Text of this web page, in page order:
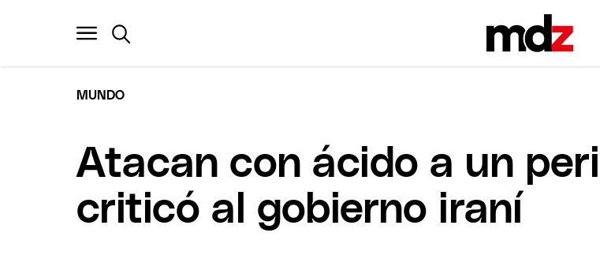
MUNDO
Atacan con ácido a un
criticó al gobierno iraní